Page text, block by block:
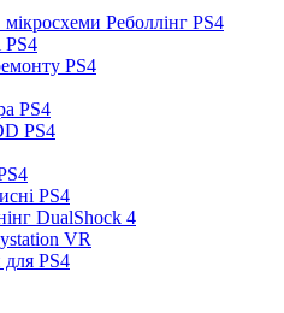
Реболлінг PS4
PS4
PS4
PS4
PS4
PS4
DualShock 4
VR
для PS4